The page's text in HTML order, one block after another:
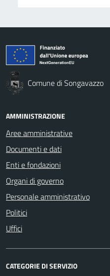
Comune di Songavazzo
AMMINISTRAZIONE
Aree amministrative
Documenti e dati
Enti e fondazioni
Organi di governo
Personale amministrativo
Politici
Uffici
CATEGORIE DI SERVIZIO